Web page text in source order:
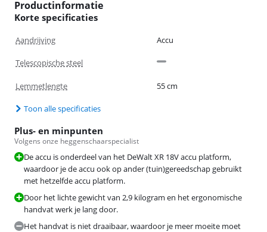
Productinformatie
Korte specificaties
Aandrijving Accu
Telescopische steel
Lemmetlengte 55 cm
Toon alle specificaties
Plus- en minpunten
Volgens onze heggenschaarspecialist
De accu is onderdeel van het DeWalt XR 18V accu platform,
waardoor je de accu ook op ander (tuin)gereedschap gebruikt
met hetzelfde accu platform.
Door het lichte gewicht van 2,9 kilogram en het ergonomische
handvat werk je lang door.
Het handvat is niet draaibaar, waardoor je meer moeite moet